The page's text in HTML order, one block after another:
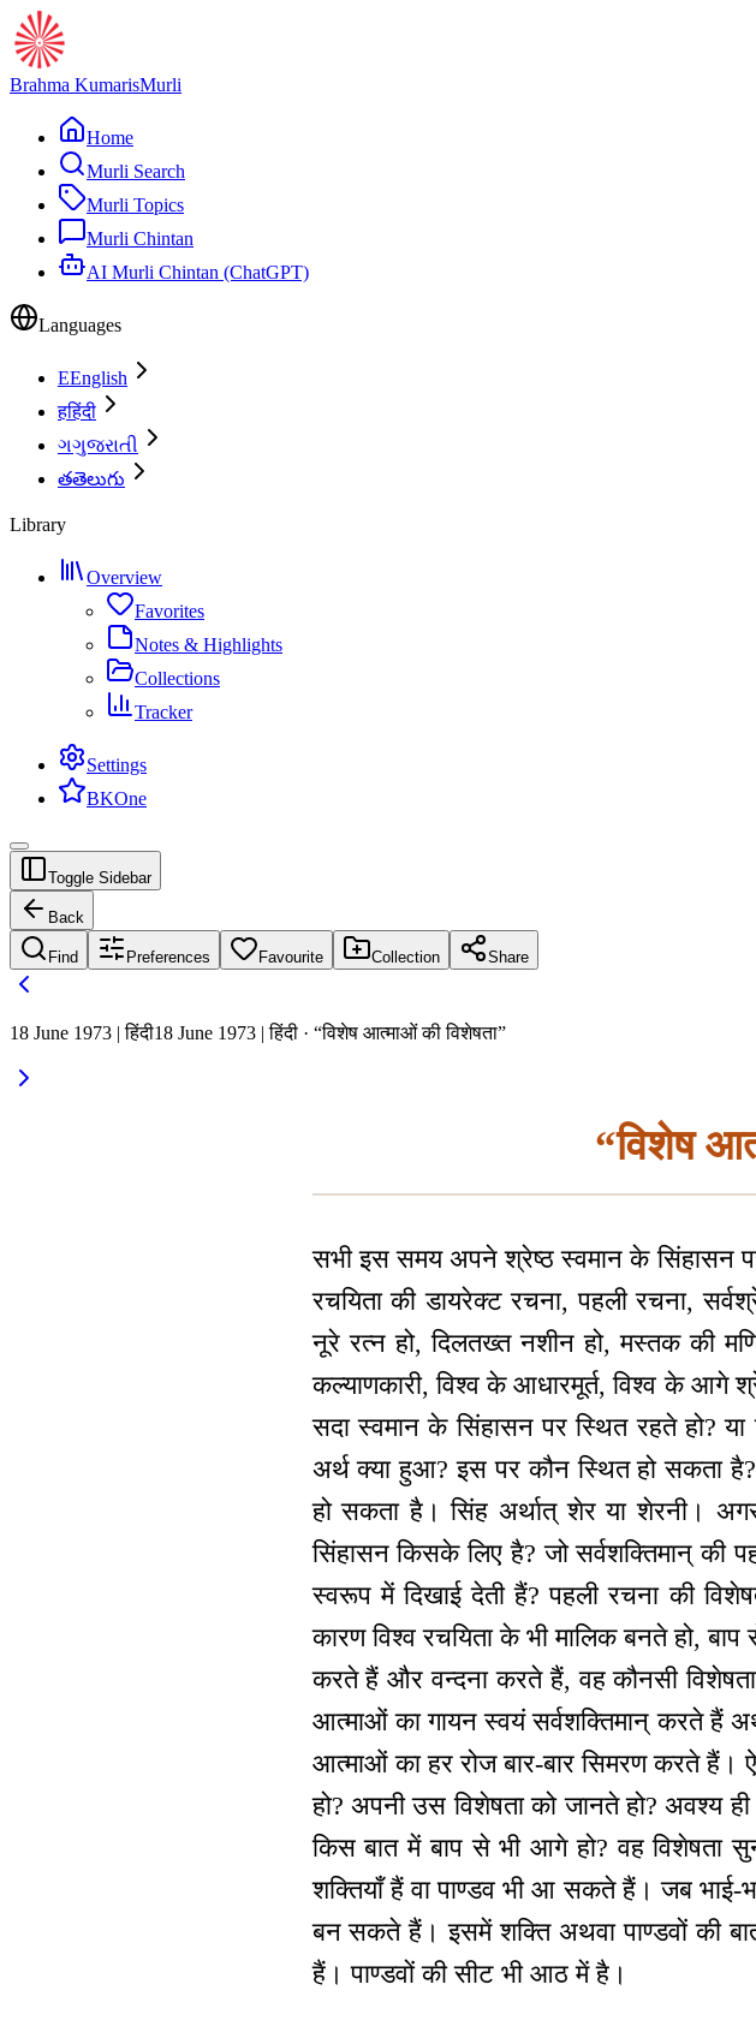
Brahma KumarisMurli
Home
Murli Search
Murli Topics
Murli Chintan
AI Murli Chintan (ChatGPT)
Languages
EEnglish
हहिंदी
ગગુજરાતી
తతెలుగు
Library
Overview
Favorites
Notes & Highlights
Collections
Tracker
Settings
BKOne
Toggle Sidebar
Back
Find Preferences Favourite Collection Share
18 June 1973 | हिंदी18 June 1973 | हिंदी · “विशेष आत्माओं की विशेषता”
“विशेष
सभी इस समय अपने श्रेष्ठ स्वमान के सिंहासन
रचयिता की डायरेक्ट रचना, पहली रचना,
नूरे रत्न हो, दिलतख्त नशीन हो, मस्तक की
कल्याणकारी, विश्व के आधारमूर्त, विश्व के आगे
सदा स्वमान के सिंहासन पर स्थित रहते हो?
अर्थ क्या हुआ? इस पर कौन स्थित हो सकता
हो सकता है। सिंह अर्थात् शेर या शेरनी।
सिंहासन किसके लिए है? जो सर्वशक्तिमान् की
स्वरूप में दिखाई देती हैं? पहली रचना की
कारण विश्व रचयिता के भी मालिक बनते हो,
करते हैं और वन्दना करते हैं, वह कौनसी
आत्माओं का गायन स्वयं सर्वशक्तिमान् करते हैं
आत्माओं का हर रोज बार-बार सिमरण करते हैं।
हो? अपनी उस विशेषता को जानते हो? अवश्य
किस बात में बाप से भी आगे हो? वह विशेषता
शक्तियाँ हैं वा पाण्डव भी आ सकते हैं। जब भाई-
बन सकते हैं। इसमें शक्ति अथवा पाण्डवों की
हैं। पाण्डवों की सीट भी आठ में है।